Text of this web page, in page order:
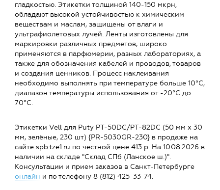
гладкостью. Этикетки толщиной 140-150 мкрн,
обладают высокой устойчивостью к химическим
веществам и маслам, защищены от влаги и
ультрафиолетовых лучей. Ленты изготовлены для
маркировки различных предметов, широко
применяются в парфюмерии, разных лабораториях, а
также для обозначения кабелей и проводов, товаров
и создания ценников. Процесс наклеивания
необходимо выполнять при температуре больше 10°C,
диапазон температуры использования от -20°C до
70°C.
Этикетки Vell для Puty PT-50DC/PT-82DC (50 мм х 30
мм, зелёные, 230 шт) {PR-5030GR-230} в продаже на
сайте spb.tze1.ru по честной цене 413 р. На 10.08.2026 в
наличии на складе "Склад СПб (Ланское ш.)".
Консультации и прием заказов в Санкт-Петербурге
онлайн и по телефону 8 (812) 425-33-74.